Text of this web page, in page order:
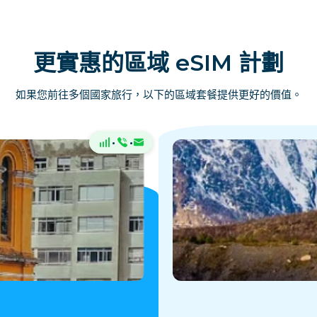
更實惠的區域 eSIM 計劃
如果您前往多個國家旅行，以下的區域套餐提供更好的價值。
· ·